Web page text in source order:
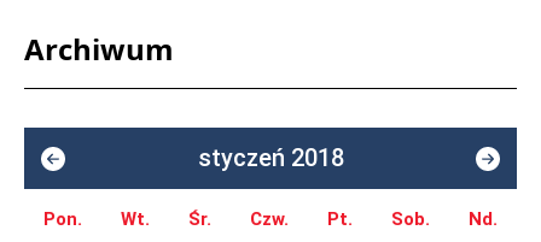
Archiwum
styczeń 2018
Pon. Wt. Śr. Czw. Pt. Sob. Nd.